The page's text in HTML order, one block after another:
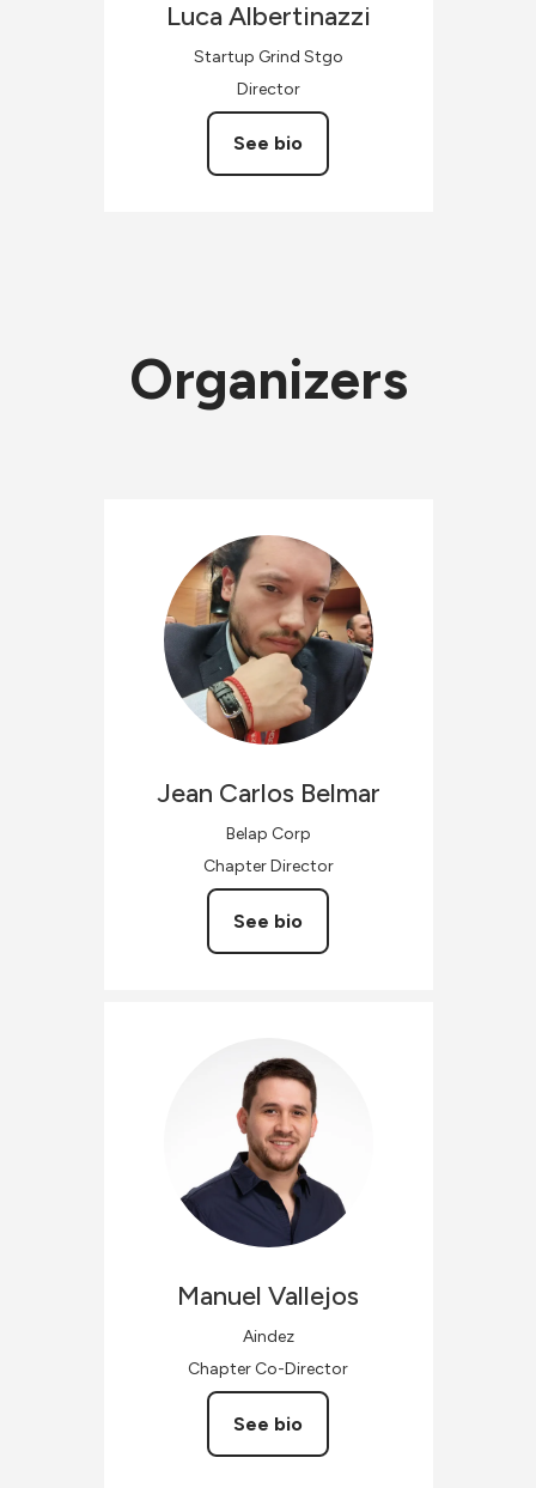
Luca Albertinazzi
Startup Grind Stgo
Director
See bio
Organizers
Jean Carlos Belmar
Belap Corp
Chapter Director
See bio
Manuel Vallejos
Aindez
Chapter Co-Director
See bio